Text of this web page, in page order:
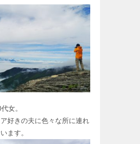
女。
好きの夫に色々な所に連れ
ます。